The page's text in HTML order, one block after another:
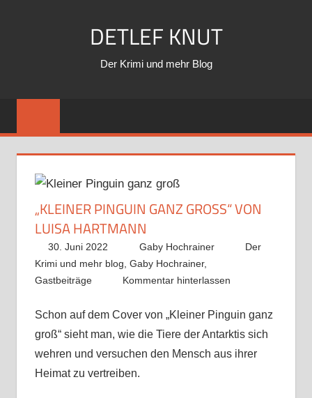
DETLEF KNUT
Der Krimi und mehr Blog
„KLEINER PINGUIN GANZ GROSS“ VON L
UISA HARTMANN
30. Juni 2022 Gaby Hochrainer
Der
Krimi und mehr blog, Gaby Hochrainer,
Gastbeiträge
Kommentar hinterlassen
Schon auf dem Cover von „Kleiner Pinguin ganz
groß“ sieht man, wie die Tiere der Antarktis sich
wehren und versuchen den Mensch aus ihrer
Heimat zu vertreiben.